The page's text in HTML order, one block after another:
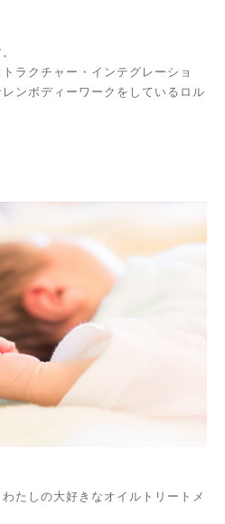
ラクチャー・インテグレーショ
ンボディーワークをしているロル
たしの大好きなオイルトリートメ